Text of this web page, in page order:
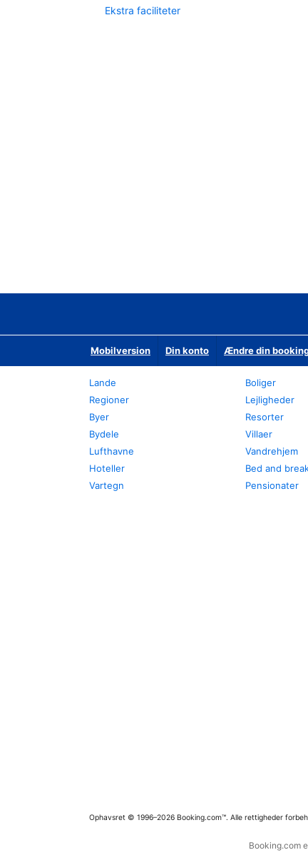
Ekstra faciliteter
Mobilversion Din konto Ændre din
Lande
Regioner
Byer
Bydele
Lufthavne
Hoteller
Vartegn
Boliger
Lejligheder
Resorter
Villaer
Vandrehjem
Bed and
Pensionater
Ophavsret © 1996–2026 Booking.com™. Alle rettigheder
Booking.com